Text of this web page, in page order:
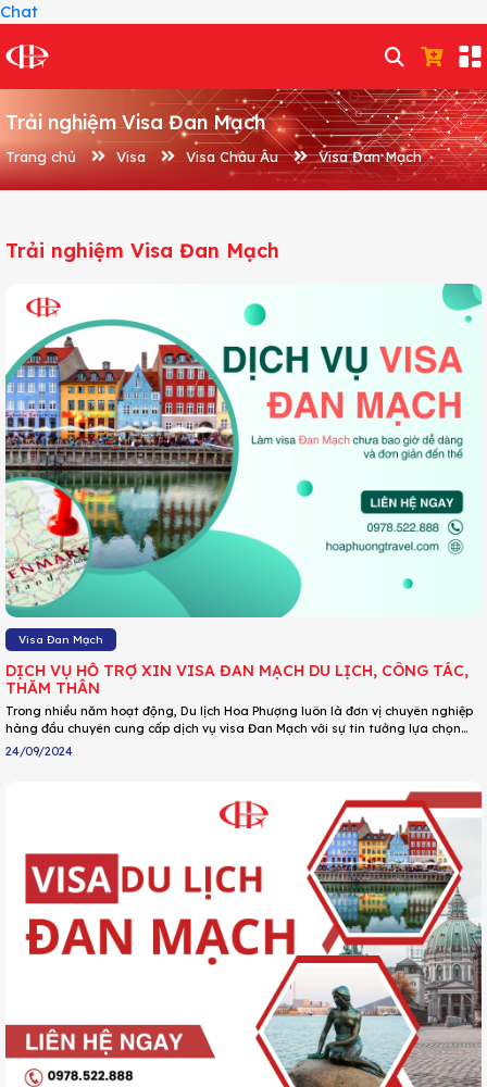
Chat
Trải nghiệm Visa Đan Mạch
Trang chủ Visa Visa Châu Âu Visa Đan Mạch
Trải nghiệm Visa Đan Mạch
Visa Đan Mạch
DỊCH VỤ HỖ TRỢ XIN VISA ĐAN MẠCH DU LỊCH, CÔNG TÁC,
THĂM THÂN
Trong nhiều năm hoạt động, Du lịch Hoa Phượng luôn là đơn vị chuyên nghiệp
hàng đầu chuyên cung cấp dịch vụ visa Đan Mạch với sự tin tưởng lựa chọn
của hàng ngàn khách hàng. Tự hào là đơn vị hàng đầu trong lĩnh vực làm
visa Đan Mạch, DU LỊCH HOA PHƯỢNG cam kết sẽ đưa ra các giải pháp phù
24/09/2024